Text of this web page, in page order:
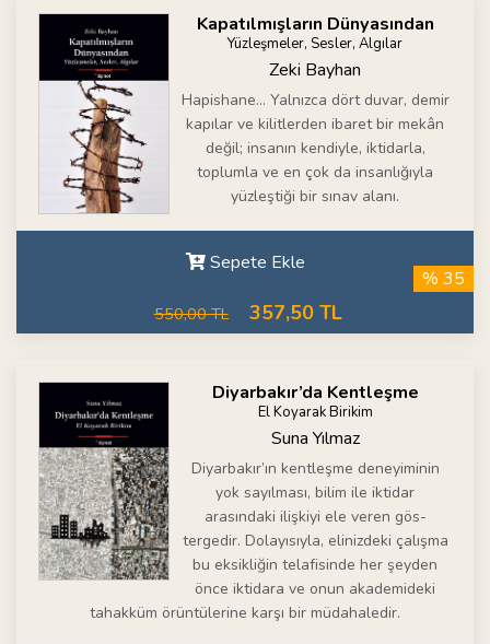
Kapatılmışların Dünyasından
Yüzleşmeler, Sesler, Algılar
Zeki Bayhan
Hapishane… Yalnızca dört duvar, demir
kapılar ve kilitlerden ibaret bir mekân
değil; insanın kendiyle, iktidarla,
toplumla ve en çok da insanlığıyla
yüzleştiği bir sınav alanı.
Sepete Ekle
550,00 TL 357,50 TL
% 35
Diyarbakır’da Kentleşme
El Koyarak Birikim
Suna Yılmaz
Diyarbakır’ın kentleşme deneyiminin
yok sayılması, bilim ile iktidar
arasındaki ilişkiyi ele veren gös-
tergedir. Dolayısıyla, elinizdeki çalışma
bu eksikliğin telafisinde her şeyden
önce iktidara ve onun akademideki
tahakküm örüntülerine karşı bir müdahaledir.